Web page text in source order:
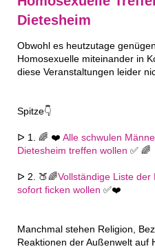
Dietesheim
Obwohl es heutzutage
Homosexuelle miteinander in
diese Veranstaltungen leider
Spitze👇
ᐅ 1. 🌈 ❤️ Alle schwulen
Dietesheim treffen wollen ✅ 🌈
ᐅ 2. 🍑🌈Vollständige Liste
sofort ficken wollen ✅❤️
Manchmal stehen Religion,
Reaktionen der Außenwelt auf